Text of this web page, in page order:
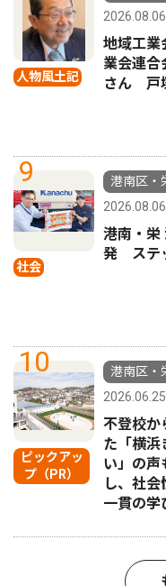
人物風土記
2026.08.06
地域工業
業会連
さん 戸
9
社会
港南区・
2026.08.06
港南・
発 ステ
10
ピックアッ
プ（PR）
港南区・
2026.06.25
不登校か
た「横浜
い」の声
し、社
一貫の学